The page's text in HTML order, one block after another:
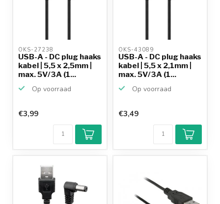
OKS-27238
USB-A - DC plug haaks
kabel | 5,5 x 2,5mm |
max. 5V/3A (1...
Op voorraad
€3,99
OKS-43089
USB-A - DC plug haaks
kabel | 5,5 x 2,1mm |
max. 5V/3A (1...
Op voorraad
€3,49